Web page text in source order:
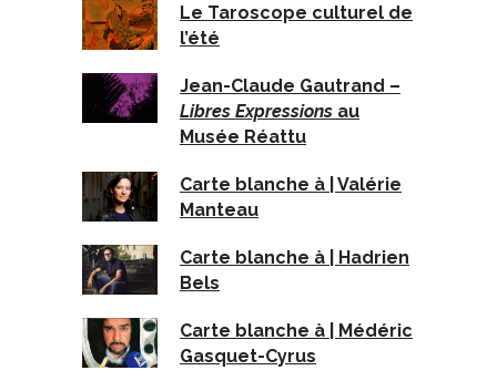
Le Taroscope culturel de
l’été
Jean-Claude Gautrand –
Libres Expressions au
Musée Réattu
Carte blanche à | Valérie
Manteau
Carte blanche à | Hadrien
Bels
Carte blanche à | Médéric
Gasquet-Cyrus